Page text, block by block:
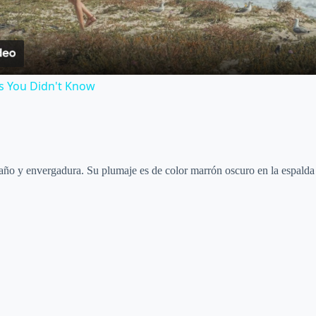
a
y
You Didn't Know
y envergadura. Su plumaje es de color marrón oscuro en la